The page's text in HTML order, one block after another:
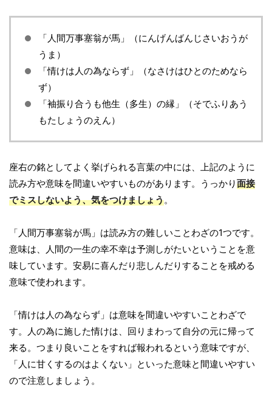
「人間万事塞翁が馬」（にんげんばんじさいおうが
うま）
「情けは人の為ならず」（なさけはひとのためなら
ず）
「袖振り合うも他生（多生）の縁」（そでふりあう
もたしょうのえん）
座右の銘としてよく挙げられる言葉の中には、上記のように
読み方や意味を間違いやすいものがあります。うっかり面接
でミスしないよう、気をつけましょう。
「人間万事塞翁が馬」は読み方の難しいことわざの1つです。
意味は、人間の一生の幸不幸は予測しがたいということを意
味しています。安易に喜んだり悲しんだりすることを戒める
意味で使われます。
「情けは人の為ならず」は意味を間違いやすいことわざで
す。人の為に施した情けは、回りまわって自分の元に帰って
来る。つまり良いことをすれば報われるという意味ですが、
「人に甘くするのはよくない」といった意味と間違いやすい
ので注意しましょう。